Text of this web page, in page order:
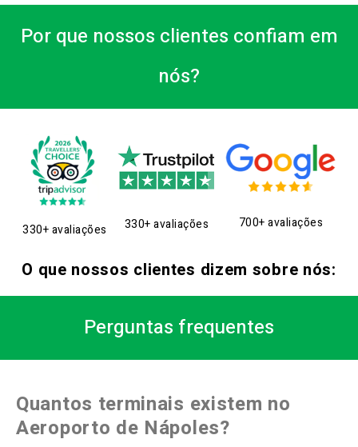
Por que nossos clientes confiam em
nós?
330+ avaliações 330+ avaliações 700+ avaliações
O que nossos clientes dizem sobre nós:
Perguntas frequentes
Quantos terminais existem no
Aeroporto de Nápoles?